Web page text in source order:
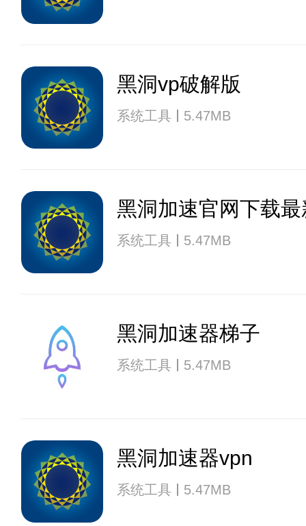
黑洞vp破解版
系统工具 5.47MB
黑洞加速官网下载
系统工具 5.47MB
黑洞加速器梯子
系统工具 5.47MB
黑洞加速器vpn
系统工具 5.47MB